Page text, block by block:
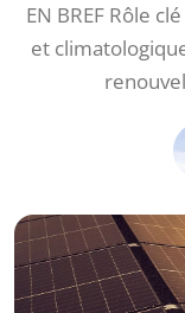
EN BREF Rôle
et